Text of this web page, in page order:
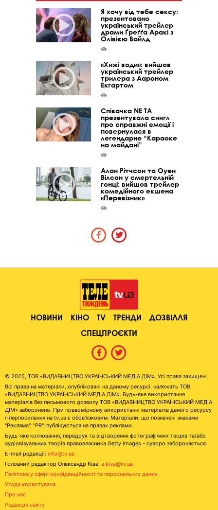
Я хочу від тебе сексу:
презентовано
український трейлер
драми Ґреґґа Аракі з
Олівією Вайлд
«Хижі води»: вийшов
український трейлер
трилера з Аароном
Екгартом
Співачка NE TA
презентувала сингл
про справжні емоції і
повернулася в
легендарне “Караоке
на майдані”
Алан Рітчсон та Оуен
Вілсон у смертельній
гонці: вийшов трейлер
комедійного екшена
«Перевізник»
НОВИНИ КІНО TV ТРЕНДИ
ДОЗВІЛЛЯ
СПЕЦПРОЄКТИ
© 2025, ТОВ «ВИДАВНИЦТВО УКРАЇНСЬКИЙ МЕДІА ДІМ». Усі права захищені.
Всі права на матеріали, опубліковані на даному ресурсі, належать ТОВ
«ВИДАВНИЦТВО УКРАЇНСЬКИЙ МЕДІА ДІМ». Будь-яке використання
матеріалів без письмового дозволу ТОВ «ВИДАВНИЦТВО УКРАЇНСЬКИЙ МЕДІА
ДІМ» заборонено. При правомірному використанні матеріалів даного ресурсу
гіперпосилання на tv.ua є обов'язковим. Матеріали, що позначені знаками
"Реклама", "PR", публікуються на правах реклами.
Будь-яке копіювання, передрук та відтворення фотографічних творів та/або
аудіовізуальних творів правовласника Getty Images - суворо забороняється.
E-mail редакції: info@tv.ua
Головний редактор Олександр Ківа: a.kiva@tv.ua
Політика у сфері конфіденційності та персональних даних
Угода користувача
Про нас
Редакція сайту